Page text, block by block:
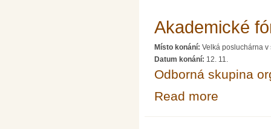
Akademické
Místo konání: Velká posluchárna v
Datum konání: 12. 11.
Odborná skupina
Read more